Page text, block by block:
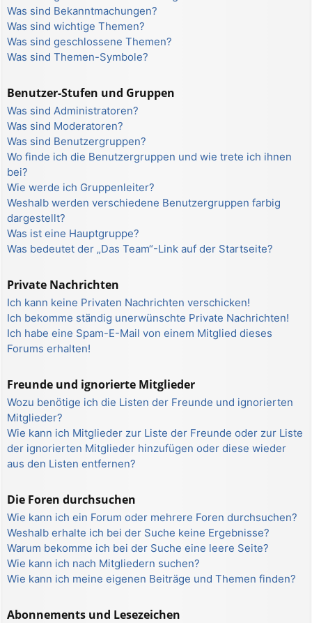
Was sind Bekanntmachungen?
Was sind wichtige Themen?
Was sind geschlossene Themen?
Was sind Themen-Symbole?
Benutzer-Stufen und Gruppen
Was sind Administratoren?
Was sind Moderatoren?
Was sind Benutzergruppen?
Wo finde ich die Benutzergruppen und wie trete ich ihnen
bei?
Wie werde ich Gruppenleiter?
Weshalb werden verschiedene Benutzergruppen farbig
dargestellt?
Was ist eine Hauptgruppe?
Was bedeutet der „Das Team“-Link auf der Startseite?
Private Nachrichten
Ich kann keine Privaten Nachrichten verschicken!
Ich bekomme ständig unerwünschte Private Nachrichten!
Ich habe eine Spam-E-Mail von einem Mitglied dieses
Forums erhalten!
Freunde und ignorierte Mitglieder
Wozu benötige ich die Listen der Freunde und ignorierten
Mitglieder?
Wie kann ich Mitglieder zur Liste der Freunde oder zur Liste
der ignorierten Mitglieder hinzufügen oder diese wieder
aus den Listen entfernen?
Die Foren durchsuchen
Wie kann ich ein Forum oder mehrere Foren durchsuchen?
Weshalb erhalte ich bei der Suche keine Ergebnisse?
Warum bekomme ich bei der Suche eine leere Seite?
Wie kann ich nach Mitgliedern suchen?
Wie kann ich meine eigenen Beiträge und Themen finden?
Abonnements und Lesezeichen